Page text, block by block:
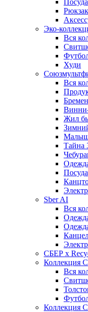
Посуда
Эко-
Вся
Худи
Вся
Жил
Малыш
Тайна
Посуда
Sber AI
Вся
СБЕР x
Коллекция
Вся
Коллекция